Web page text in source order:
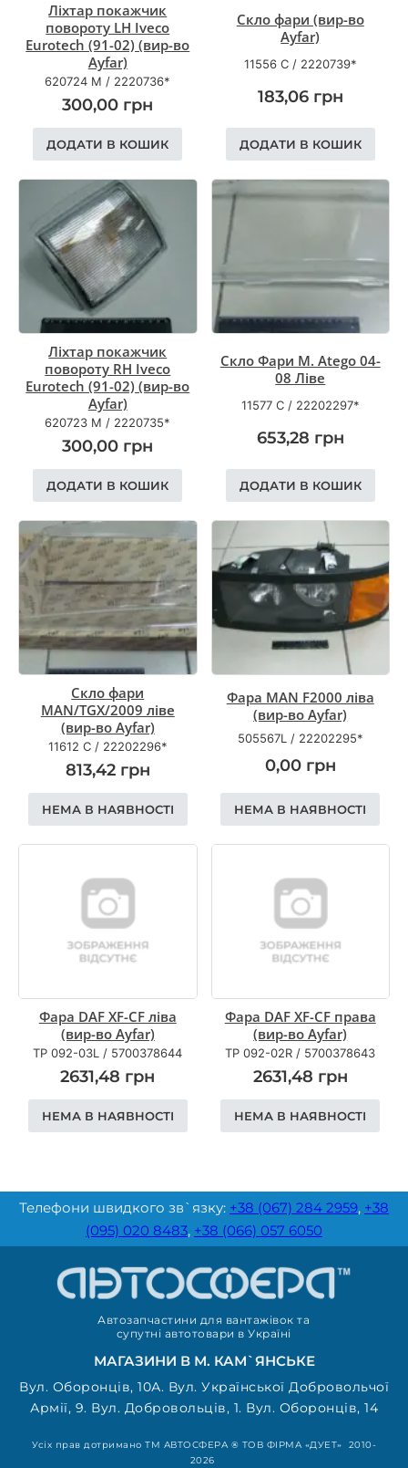
Ліхтар покажчик
повороту LH Iveco
Eurotech (91-02) (вир-во
Ayfar)
620724 M / 2220736*
300,00 грн
ДОДАТИ В КОШИК
Скло фари (вир-во
Ayfar)
11556 С/ 2220739*
183,06 грн
ДОДАТИ В КОШИК
Ліхтар покажчик
повороту RH Iveco
Eurotech (91-02) (вир-во
Ayfar)
620723 M / 2220735*
300,00 грн
ДОДАТИ В КОШИК
Скло Фари M. Atego 04-
08 Ліве
11577 С/ 22202297*
653,28 грн
ДОДАТИ В КОШИК
Скло фари
MAN/TGX/2009 ліве
(вир-во Ayfar)
11612 С/ 22202296*
813,42 грн
НЕМА В НАЯВНОСТІ
Фара MAN F2000 ліва
(вир-во Ayfar)
505567L / 22202295*
0,00 грн
НЕМА В НАЯВНОСТІ
Фара DAF XF-CF ліва
(вир-во Ayfar)
TP 092-03L / 5700378644
2631,48 грн
НЕМА В НАЯВНОСТІ
Фара DAF XF-CF права
(вир-во Ayfar)
TP 092-02R / 5700378643
2631,48 грн
НЕМА В НАЯВНОСТІ
Телефони швидкого зв`язку: +38 (067) 284 2959, +38
(095) 020 8483, +38 (066) 057 6050
Автозапчастини для вантажівок та
супутні автотовари в Україні
МАГАЗИНИ В М. КАМ`ЯНСЬКЕ
Вул. Оборонців, 10А. Вул. Української Добровольчої
Армії, 9. Вул. Добровольців, 1. Вул. Оборонців, 14
Усіх прав дотримано ТМ АВТОСФЕРА ® ТОВ ФІРМА «ДУЕТ» 2010-
2026